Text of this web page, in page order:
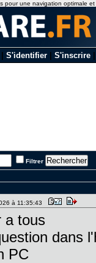
S'identifier S'inscrire
Filtrer
à 11:35:43
a tous
dans
PC
pour une navigation optimale